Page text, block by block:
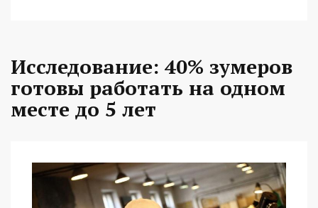
Исследование: 40% зумеров
готовы работать на одном
месте до 5 лет